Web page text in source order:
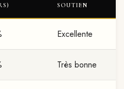
SOUTIEN
Excellente
Très bonne